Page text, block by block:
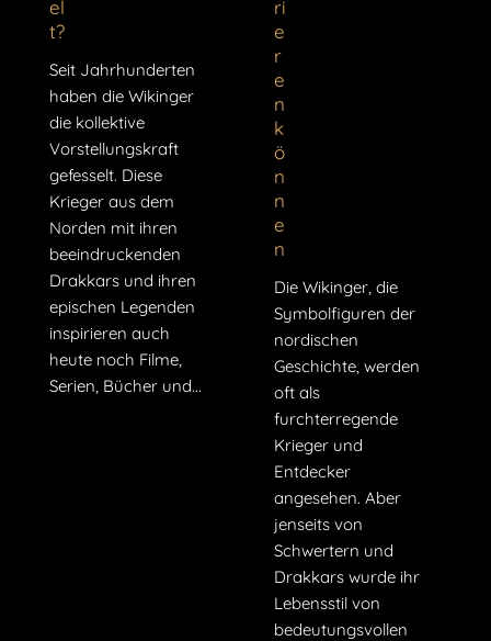
el
t?
Seit Jahrhunderten
haben die Wikinger
die kollektive
Vorstellungskraft
gefesselt. Diese
Krieger aus dem
Norden mit ihren
beeindruckenden
Drakkars und ihren
epischen Legenden
inspirieren auch
heute noch Filme,
Serien, Bücher und...
ri
e
r
e
n
k
ö
n
n
e
n
Die Wikinger, die
Symbolfiguren der
nordischen
Geschichte, werden
oft als
furchterregende
Krieger und
Entdecker
angesehen. Aber
jenseits von
Schwertern und
Drakkars wurde ihr
Lebensstil von
bedeutungsvollen